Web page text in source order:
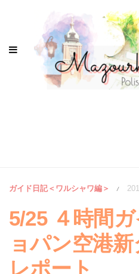
ガイド日記＜ワルシャワ編＞ /
5/25 ４時間
ョパン空港
レポート